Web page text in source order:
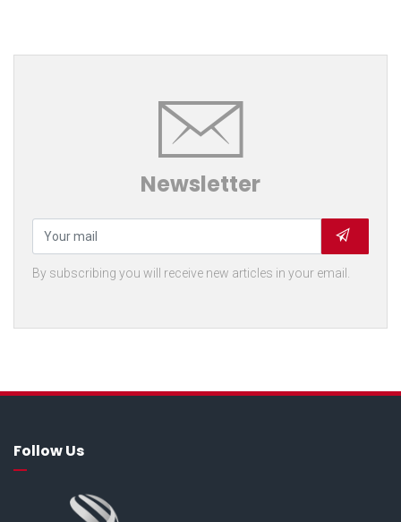
Newsletter
By subscribing you will receive new articles in your email.
Follow Us